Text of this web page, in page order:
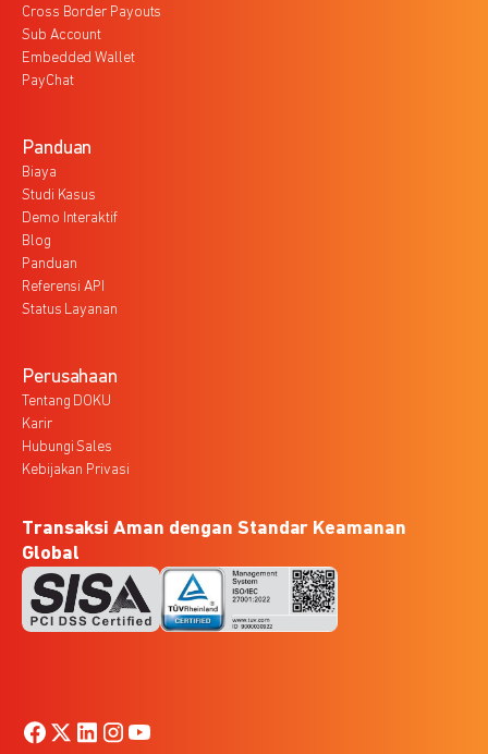
Cross Border Payouts
Sub Account
Embedded Wallet
PayChat
Panduan
Biaya
Studi Kasus
Demo Interaktif
Blog
Panduan
Referensi API
Status Layanan
Perusahaan
Tentang DOKU
Karir
Hubungi Sales
Kebijakan Privasi
Transaksi Aman dengan Standar Keamanan
Global